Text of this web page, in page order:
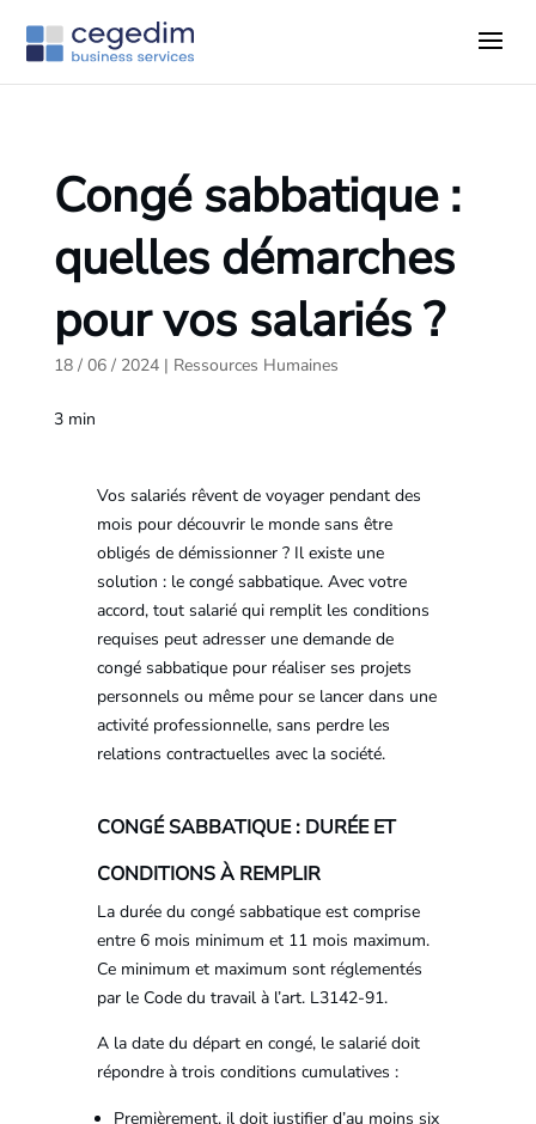
Congé sabbatique :
quelles démarches
pour vos salariés ?
18 / 06 / 2024| Ressources Humaines
3 min
Vos salariés rêvent de voyager pendant des
mois pour découvrir le monde sans être
obligés de démissionner ? Il existe une
solution : le congé sabbatique. Avec votre
accord, tout salarié qui remplit les conditions
requises peut adresser une demande de
congé sabbatique pour réaliser ses projets
personnels ou même pour se lancer dans une
activité professionnelle, sans perdre les
relations contractuelles avec la société.
CONGÉ SABBATIQUE : DURÉE ET
CONDITIONS À REMPLIR
La durée du congé sabbatique est comprise
entre 6 mois minimum et 11 mois maximum.
Ce minimum et maximum sont réglementés
par le Code du travail à l’art. L3142-91.
A la date du départ en congé, le salarié doit
répondre à trois conditions cumulatives :
Premièrement, il doit justifier d’au moins six